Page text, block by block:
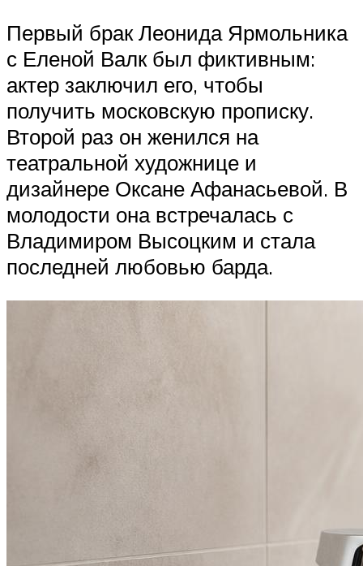
Первый брак Леонида Ярмольника
с Еленой Валк был фиктивным:
актер заключил его, чтобы
получить московскую прописку.
Второй раз он женился на
театральной художнице и
дизайнере Оксане Афанасьевой. В
молодости она встречалась с
Владимиром Высоцким и стала
последней любовью барда.